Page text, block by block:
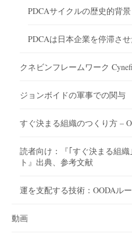
PDCAサイクルの歴史的背景
PDCAは日本企業を停滞さ
クネビンフレームワーク
ジョンボイドの軍事での関与
すぐ決まる組織のつくり方 –
読者向け：『｢すぐ決まる組
ト』出典、参考文献
運を支配する技術：OODAル
動画